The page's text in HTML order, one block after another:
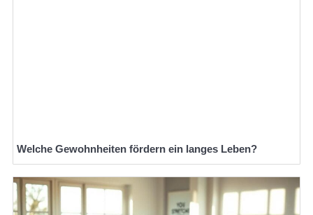
Welche Gewohnheiten fördern ein langes Leben?